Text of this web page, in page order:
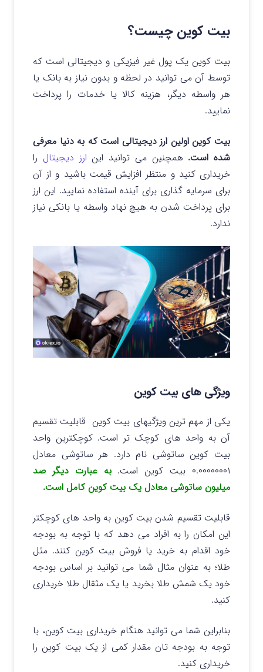
بیت کوین چیست؟
بیت کوین یک پول غیر فیزیکی و دیجیتالی است که
توسط آن می توانید در لحظه و بدون نیاز به بانک یا
هر واسطه دیگر، هزینه کالا یا خدمات را پرداخت
نمایید.
بیت کوین اولین ارز دیجیتالی است که به دنیا معرفی
شده است. همچنین می توانید این ارز دیجیتال را
خریداری کنید و منتظر افزایش قیمت باشید و از آن
برای سرمایه گذاری برای آینده استفاده نمایید. این ارز
برای پرداخت شدن به هیچ نهاد واسطه یا بانکی نیاز
ندارد.
ویژگی های بیت کوین
یکی از مهم ترین ویژگیهای بیت کوین قابلیت تقسیم
آن به واحد های کوچک تر است. کوچکترین واحد
بیت کوین ساتوشی نام دارد. هر ساتوشی معادل
۰.۰۰۰۰۰۰۰۱ بیت کوین است.
به عبارت دیگر صد
میلیون ساتوشی معادل یک بیت کوین کامل است.
قابلیت تقسیم شدن بیت کوین به واحد های کوچکتر
این امکان را به افراد می دهد که با توجه به بودجه
خود اقدام به خرید یا فروش بیت کوین کنند. مثل
طلا؛ به عنوان مثال شما می توانید بر اساس بودجه
خود یک شمش طلا بخرید یا یک مثقال طلا خریداری
کنید.
بنابراین شما می توانید هنگام خریداری بیت کوین، با
توجه به بودجه تان مقدار کمی از یک بیت کوین را
خریداری کنید.